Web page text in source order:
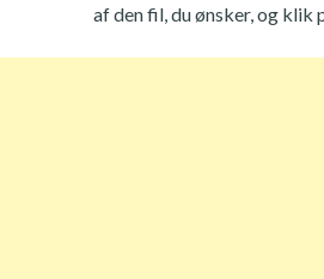
af den fil, du ønsker, og klik